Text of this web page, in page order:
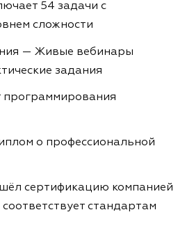
54 задачи с
сложности
— Живые вебинары
задания
о профессиональной
сертификацию компанией
стандартам